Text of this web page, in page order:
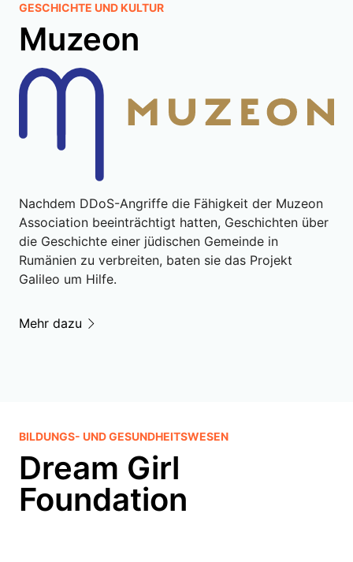
GESCHICHTE UND KULTUR
Muzeon
Nachdem DDoS-Angriffe die Fähigkeit der Muzeon
Association beeinträchtigt hatten, Geschichten über
die Geschichte einer jüdischen Gemeinde in
Rumänien zu verbreiten, baten sie das Projekt
Galileo um Hilfe.
Mehr dazu
BILDUNGS- UND GESUNDHEITSWESEN
Dream Girl
Foundation